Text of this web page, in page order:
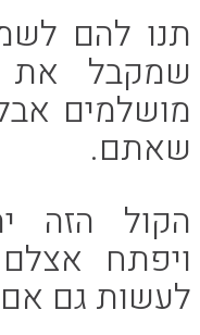
תנו להם
שמקבל
מושלמים
שאתם.
הקול הזה
ויפתח
לעשות גם